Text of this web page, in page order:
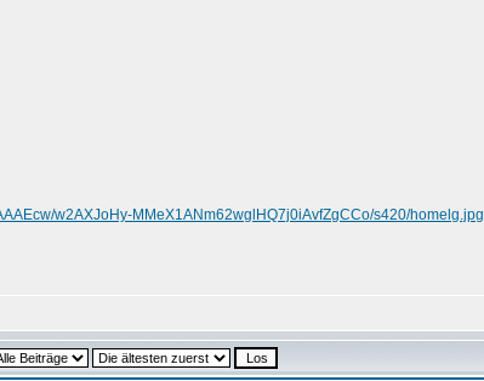
w2AXJoHy-MMeX1ANm62wglHQ7j0iAvfZgCCo/s420/homelg.jpg